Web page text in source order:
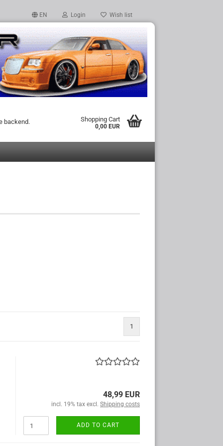
EN Login Wish list
backend. Shopping Cart
0,00 EUR
1
48,99 EUR
incl. 19% tax excl. Shipping costs
ADD TO CART